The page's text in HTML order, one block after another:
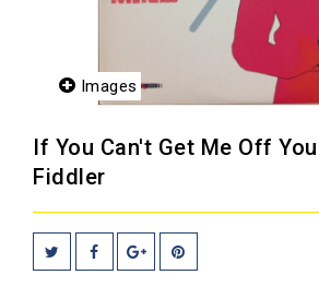
Images
If You Can't Get Me Off
Fiddler